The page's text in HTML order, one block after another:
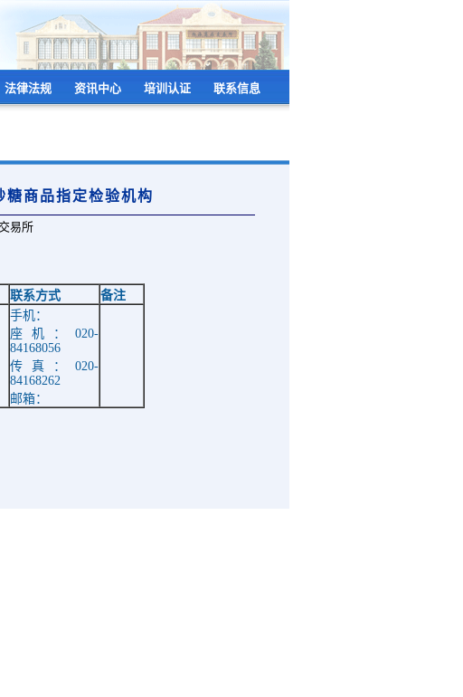
法律法规 资讯中心 培训认证 联系信息
糖商品指定检验机构
易所
联系方式 备注
手机：
座机： 020-
84168056
传真： 020-
84168262
邮箱：